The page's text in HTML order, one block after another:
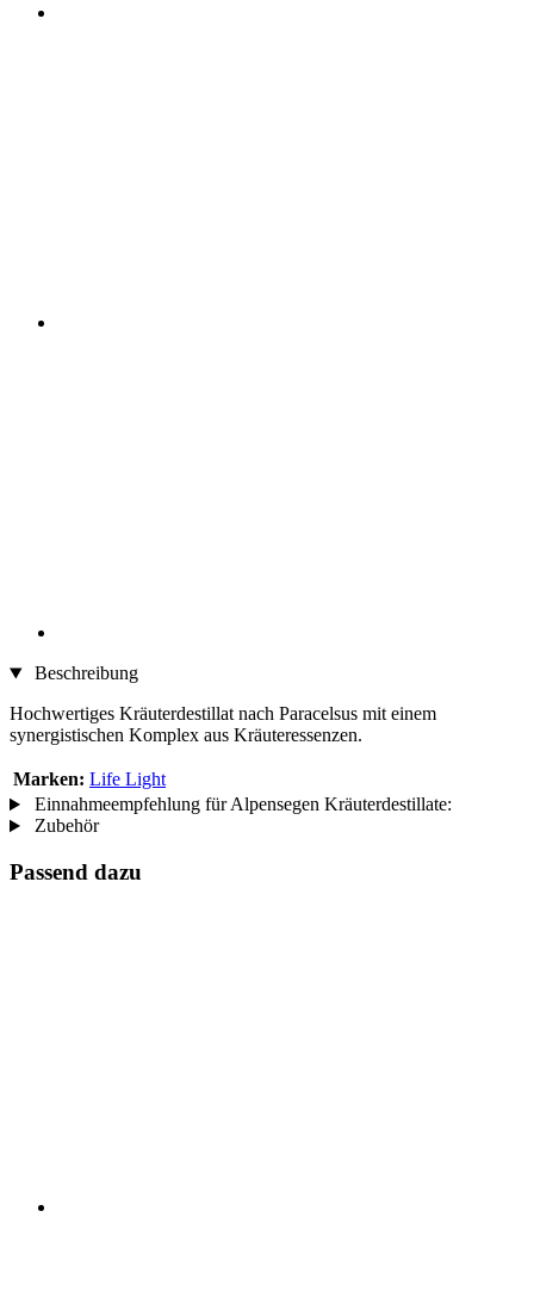
Beschreibung
Hochwertiges Kräuterdestillat nach Paracelsus mit einem
synergistischen Komplex aus Kräuteressenzen.
Marken: Life Light
Einnahmeempfehlung für Alpensegen Kräuterdestillate:
Zubehör
Passend dazu